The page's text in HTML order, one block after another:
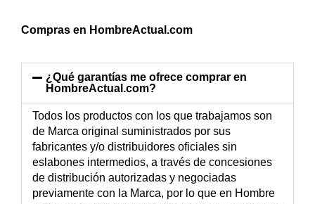
Compras en HombreActual.com
¿Qué garantías me ofrece comprar en
HombreActual.com?
Todos los productos con los que trabajamos son
de Marca original suministrados por sus
fabricantes y/o distribuidores oficiales sin
eslabones intermedios, a través de concesiones
de distribución autorizadas y negociadas
previamente con la Marca, por lo que en Hombre